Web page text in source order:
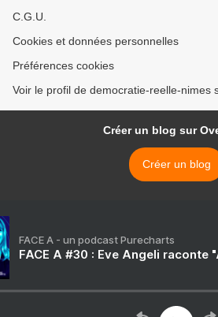
C.G.U.
Cookies et données personnelles
Préférences cookies
Voir le profil de democratie-reelle-nimes
Créer un blog sur
Créer un blog
FACE A - un podcast Purecharts
FACE A #30 : Eve Angeli raconte